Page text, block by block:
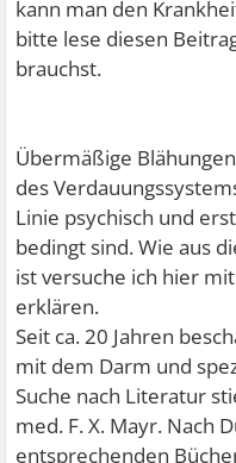
kann man den
bitte lese diesen
brauchst.
Übermäßige
des
Linie psychisch und
bedingt sind. Wie aus
ist versuche ich hier
erklären.
Seit ca. 20 Jahren
mit dem Darm und
Suche nach Literatur
med. F. X. Mayr. Nach
entsprechenden